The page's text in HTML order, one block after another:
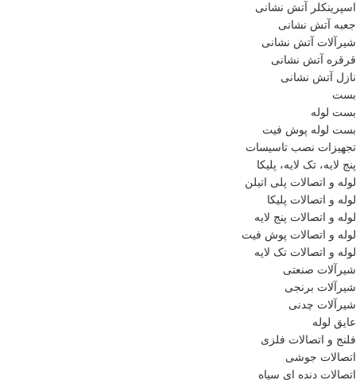
اسپرینکلر آتش نشانی
جعبه آتش نشانی
شیرآلات آتش نشانی
قرقره آتش نشانی
نازل آتش نشانی
بست
بست لوله
بست لوله پوش فیت
تجهیزات نصب تاسیسات
پنج لایه، تک لایه، پلیکا
لوله و اتصالات پلی اتیلن
لوله و اتصالات پلیکا
لوله و اتصالات پنج لایه
لوله و اتصالات پوش فیت
لوله و اتصالات تک لایه
شیرآلات صنعتی
شیرآلات برنجی
شیرآلات چدنی
عایق لوله
فلنج و اتصالات فلزی
اتصالات جوشی
اتصالات دنده ای سیاه